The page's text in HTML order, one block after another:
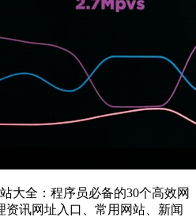
大全：程序员必备的30个高效网
资讯网址入口、常用网站、新闻